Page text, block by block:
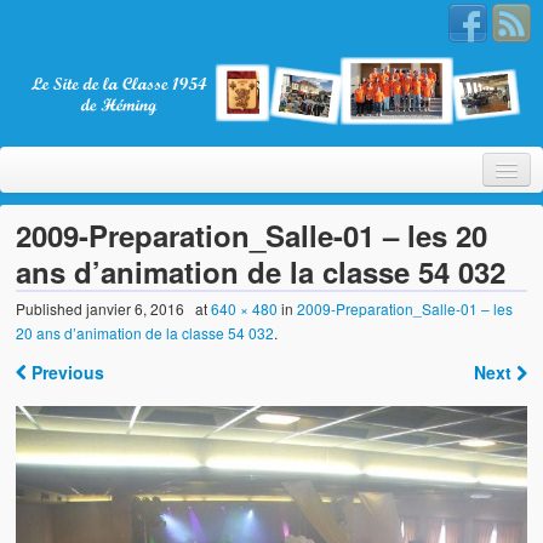
Bienvenue
Les membres
Nos partenaires
2009-Preparation_Salle-01 – les 20
ans d’animation de la classe 54 032
Publishedjanvier 6, 2016 at640 × 480 in2009-Preparation_Salle-01 – les
20 ans d’animation de la classe 54 032.
Previous Next